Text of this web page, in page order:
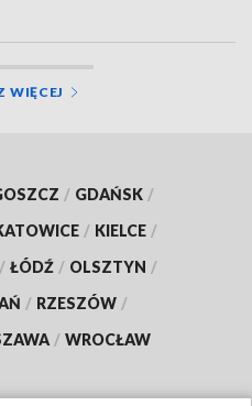
WIĘCEJ
/ GDAŃSK /
/ KIELCE /
/ ŁÓDŹ / OLSZTYN /
/ RZESZÓW /
/ WROCŁAW